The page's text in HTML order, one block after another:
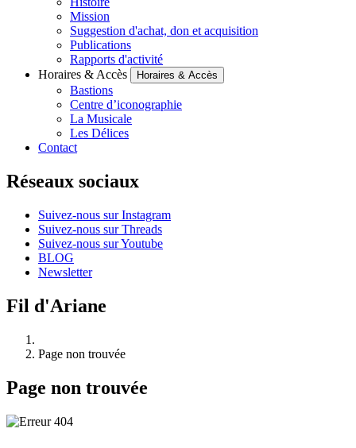
Mission
Suggestion d'achat, don et acquisition
Publications
Rapports d'activité
Horaires & Accès
Horaires & Accès
Bastions
Centre d’iconographie
La Musicale
Les Délices
Contact
Réseaux sociaux
Suivez-nous sur Instagram
Suivez-nous sur Threads
Suivez-nous sur Youtube
BLOG
Newsletter
Fil d'Ariane
Page non trouvée
Page non trouvée